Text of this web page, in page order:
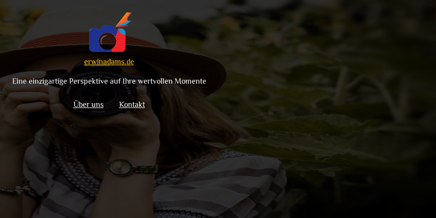
erwinadams.de
Eine einzigartige Perspektive auf Ihre wertvollen Momente
Über uns Kontakt